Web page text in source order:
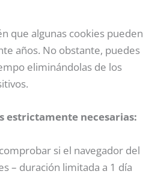
que algunas cookies pueden
años. No obstante, puedes
eliminándolas de los
estrictamente necesarias:
si el navegador del
– duración limitada a 1 día